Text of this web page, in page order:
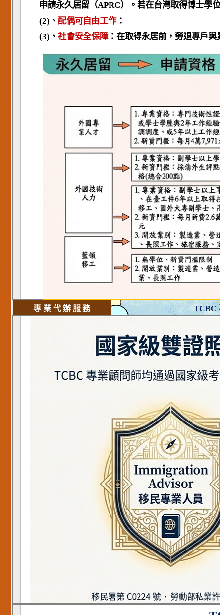
申請永久居留（APRC）。若在台灣取得博士學
(2) 、 配偶可自由工作：
(3) 、 社會安全保障： 在取得永居前，勞退專戶
專 業 代 辦 服 務 TCBC